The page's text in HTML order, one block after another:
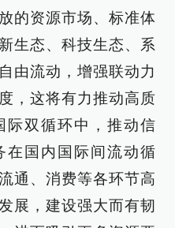
的资源市场、标准体
生态、科技生态、系
由流动，增强联动力
，这将有力推动高质
际双循环中，推动信
在国内国际间流动循
通、消费等各环节高
展，建设强大而有韧